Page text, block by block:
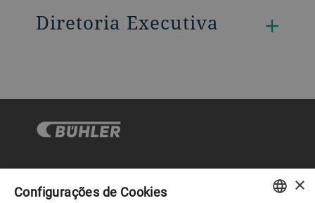
Diretoria Executiva
Governança Corporativa ×
Configurações de Cookies